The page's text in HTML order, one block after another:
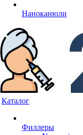
Наноканюли
Каталог
Филлеры